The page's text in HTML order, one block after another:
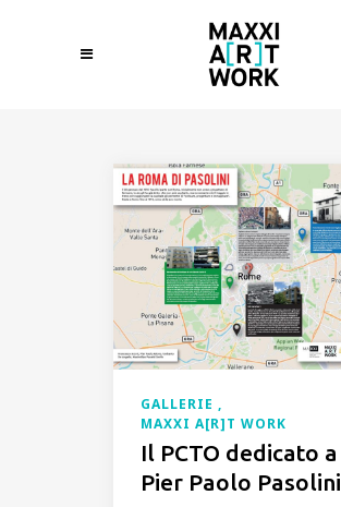
GALLERIE
MAXXI A[R]T WORK
Il PCTO dedicato a
Pier Paolo Pasolini